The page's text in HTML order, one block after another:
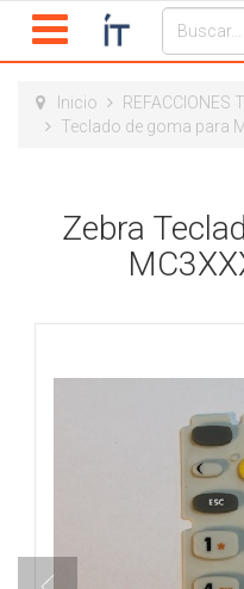
Inicio
REFACCIONES
Teclado de goma para
Zebra